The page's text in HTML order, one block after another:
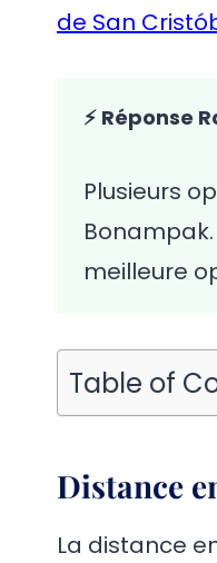
de San
⚡ Réponse
Plusieurs
meilleure
Table of
Distance
La distance